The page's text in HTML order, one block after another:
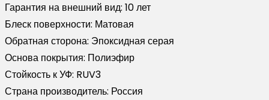
Гарантия на внешний вид: 10 лет
Блеск поверхности: Матовая
Обратная сторона: Эпоксидная серая
Основа покрытия: Полиэфир
Стойкость к УФ: RUV3
Страна производитель: Россия